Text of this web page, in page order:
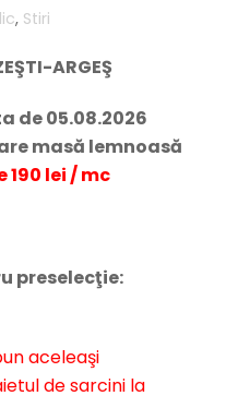
, Stiri
ARGEŞ
de 05.08.2026
masă lemnoasă
190 lei / mc
preselecţie:
aceleaşi
de sarcini la